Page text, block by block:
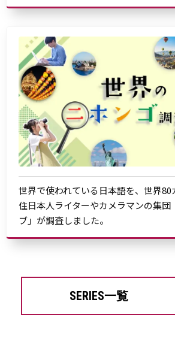
世界で使われている日本語を、世界
住日本人ライターやカメラマンの集団
ブ」が調査しました。
SERIES一覧